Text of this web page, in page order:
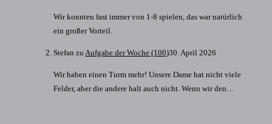
Wir konnten fast immer von 1-8 spielen, das war natürlich
ein großer Vorteil.
Stefan zu Aufgabe der Woche (100)30. April 2026
Wir haben einen Turm mehr! Unsere Dame hat nicht viele
Felder, aber die andere halt auch nicht. Wenn wir den…